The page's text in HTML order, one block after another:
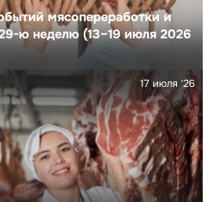
мясопереработки и
ю неделю (13–19 июля 2026
17 июля '26